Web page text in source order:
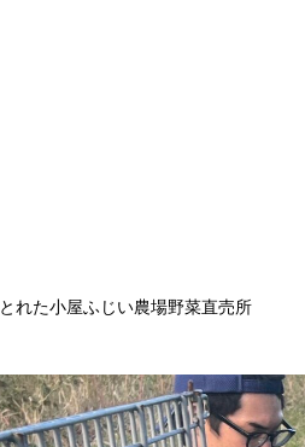
とれた小屋ふじい農場野菜直売所